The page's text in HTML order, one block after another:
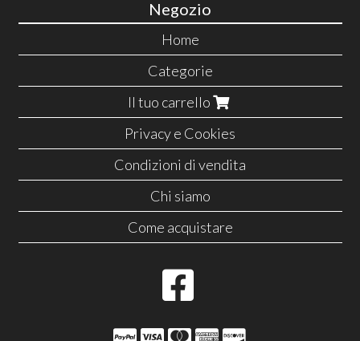
Negozio
Home
Categorie
Il tuo carrello
Privacy e Cookies
Condizioni di vendita
Chi siamo
Come acquistare